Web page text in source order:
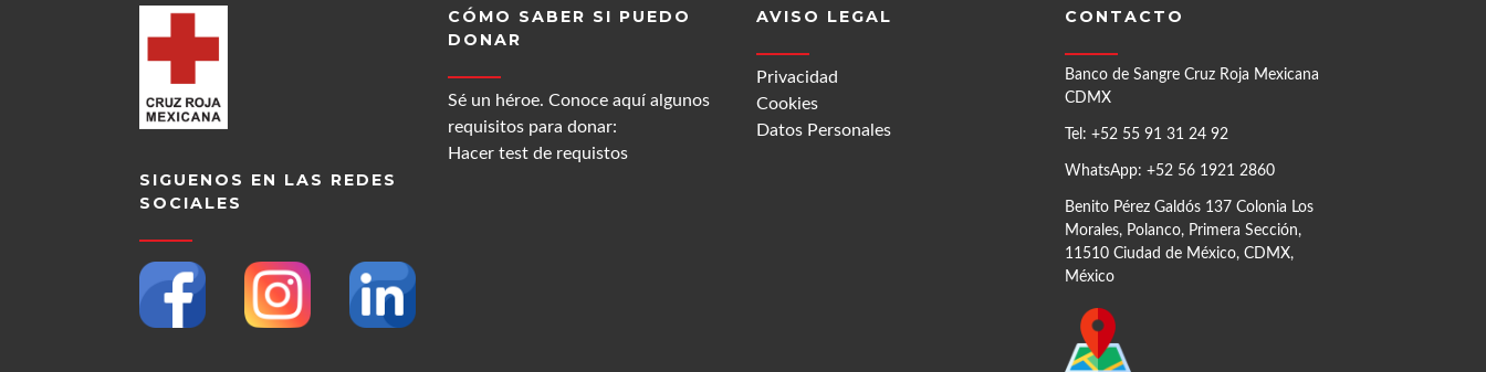
SIGUENOS EN LAS REDES
SOCIALES
CÓMO SABER SI PUEDO
DONAR
Sé un héroe. Conoce aquí algunos
requisitos para donar:
Hacer test de requistos
AVISO LEGAL
Privacidad
Cookies
Datos Personales
CONTACTO
Banco de Sangre Cruz Roja Mexicana
CDMX
Tel: +52 55 91 31 24 92
WhatsApp: +52 56 1921 2860
Benito Pérez Galdós 137 Colonia Los
Morales, Polanco, Primera Sección,
11510 Ciudad de México, CDMX,
México